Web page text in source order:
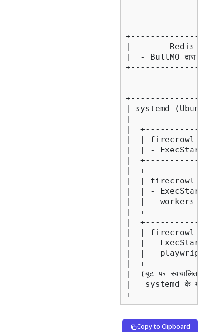
|        Redis
|  - BullMQ द्वारा जॉब
| systemd
|
|
|  | firecrowl-
|  | -
|
|
|  | firecrowl-
|  | -
|  |   workers
|
|
|  | firecrowl-
|  | -
|  |
|
|  (बूट पर स्वचालित
|   systemd के
Copy to Clipboard